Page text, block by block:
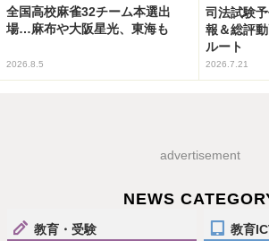
全国高校麻雀32チーム本選出
場…麻布や大阪星光、東海も
2026.8.5
司法試験
報＆総評
ルート
2026.7.21
advertisement
NEWS
教育・受験 教育